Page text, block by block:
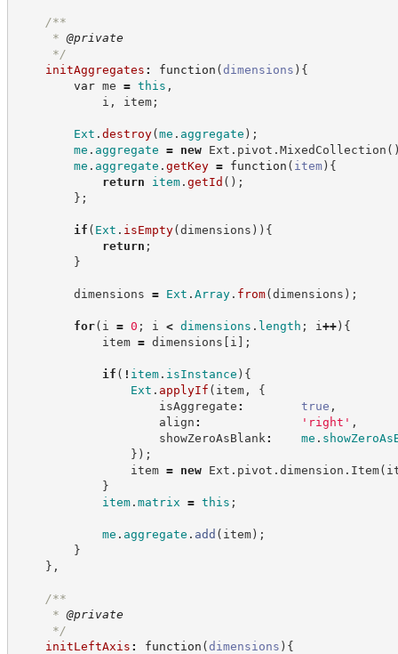
/**
* @private
*/
initAggregates : function (dimensions ) {
var me = this ,
i , item;
Ext . destroy(me . aggregate ) ;
me . aggregate = new Ext . pivot . MixedCollection (
me . aggregate . getKey = function ( item) {
return
item. getId ( ) ;
} ;
if ( Ext . isEmpty(dimensions ) ) {
return ;
}
dimensions = Ext . Array. from(dimensions ) ;
for( i = 0 ; i < dimensions . length ; i ++) {
item = dimensions [ i ] ;
if ( ! item. isInstance ) {
Ext . applyIf ( item,
{
isAggregate : true ,
align : ' right ' ,
showZeroAsBlank : me .
} ) ;
item = new Ext . pivot . dimension . Item(
}
item. matrix = this ;
me . aggregate . add ( item) ;
}
} ,
/**
* @private
*/
initLeftAxis : function (dimensions ) {